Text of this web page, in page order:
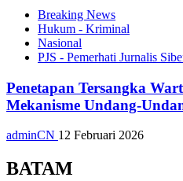
Breaking News
Hukum - Kriminal
Nasional
PJS - Pemerhati Jurnalis
Penetapan Tersangka
Mekanisme Undang-
adminCN 12 Februari 2026
BATAM